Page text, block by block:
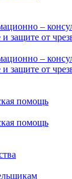
–
и защите от
–
и защите от
помощь
помощь